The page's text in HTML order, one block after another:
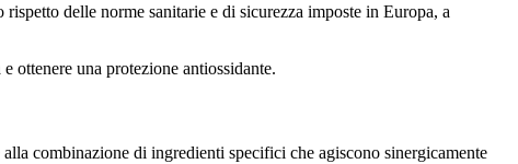
delle norme sanitarie e di sicurezza imposte in Europa, a
ottenere una protezione antiossidante.
combinazione di ingredienti specifici che agiscono sinergicamente